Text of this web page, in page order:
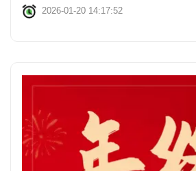
2026-01-20 14:17:52